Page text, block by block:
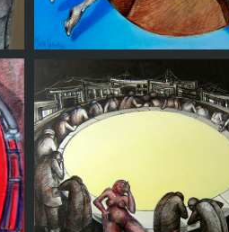
Noche de espiritus